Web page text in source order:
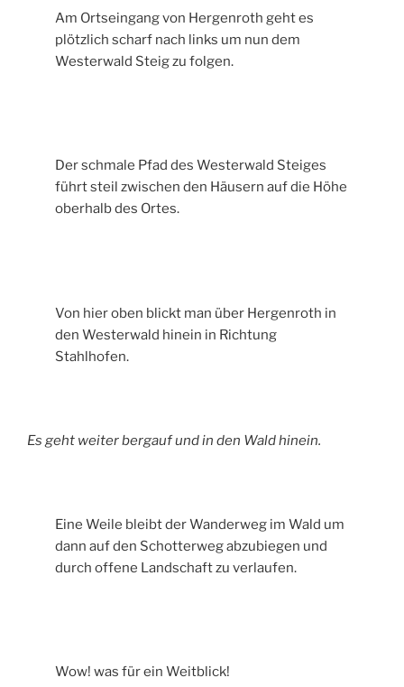
Am Ortseingang von Hergenroth geht es
plötzlich scharf nach links um nun dem
Westerwald Steig zu folgen.
Der schmale Pfad des Westerwald Steiges
führt steil zwischen den Häusern auf die Höhe
oberhalb des Ortes.
Von hier oben blickt man über Hergenroth in
den Westerwald hinein in Richtung
Stahlhofen.
Es geht weiter bergauf und in den Wald hinein.
Eine Weile bleibt der Wanderweg im Wald um
dann auf den Schotterweg abzubiegen und
durch offene Landschaft zu verlaufen.
Wow! was für ein Weitblick!